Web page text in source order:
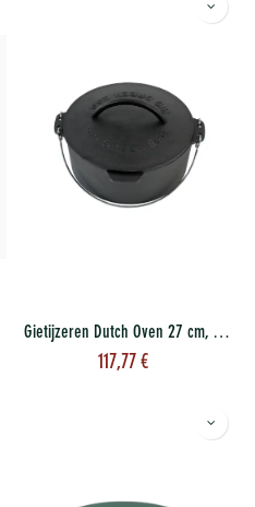
Gietijzeren Dutch Oven 27 cm, 5.2 l
117,77 €